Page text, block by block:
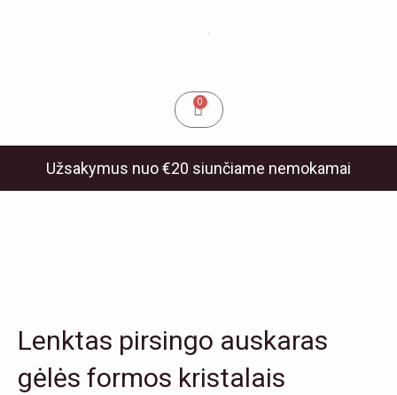
0Cart
Užsakymus nuo €20 siunčiame nemokamai
Lenktas pirsingo auskaras
gėlės formos kristalais